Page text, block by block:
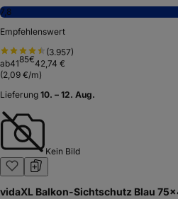
7,8
Empfehlenswert
(3.957)
ab4185€42,74 €
(2,09 €/m)
Lieferung 10. – 12. Aug.
Kein Bild
vidaXL Balkon-Sichtschutz Blau